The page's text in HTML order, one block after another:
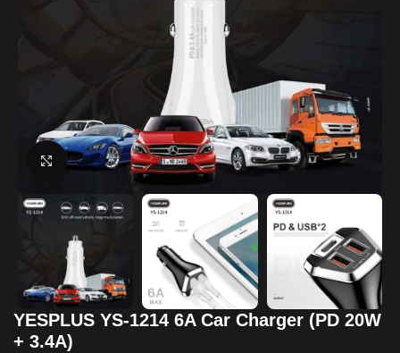
Click to enlarge
YESPLUS YS-1214 6A Car Charger (PD 20W
+ 3.4A)